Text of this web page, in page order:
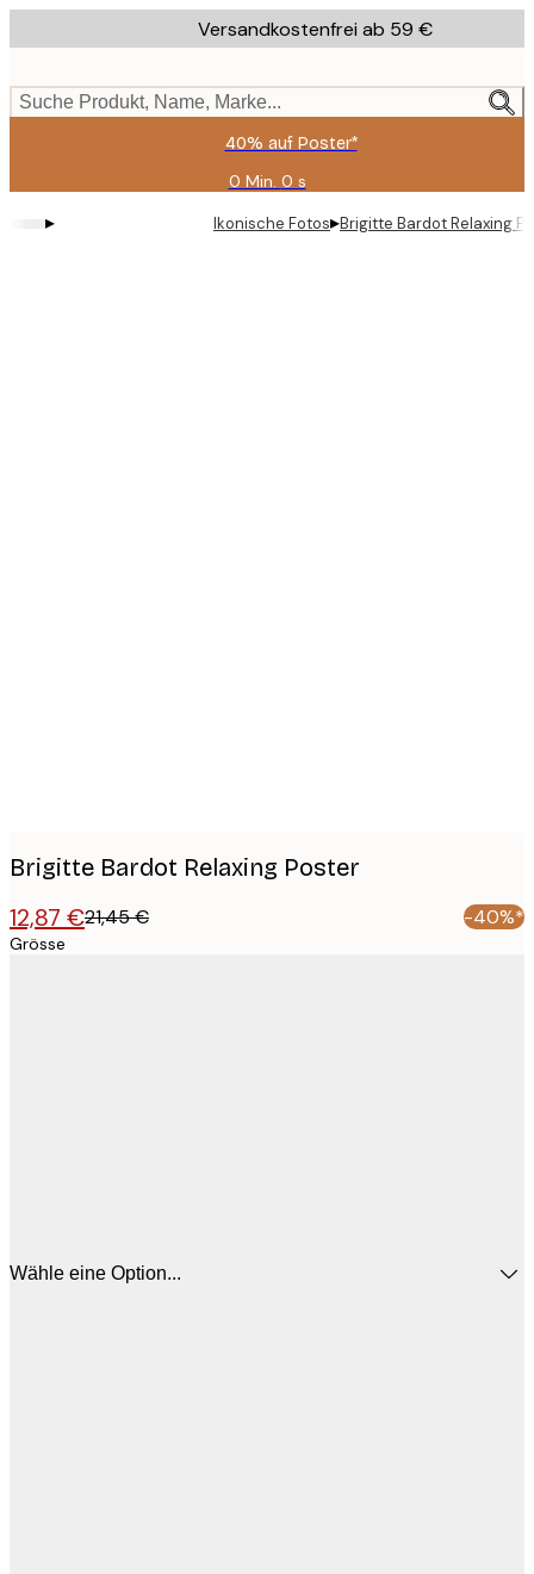
to
content.
Versandkostenfrei ab 59 €
Suche Produkt, Name, Marke...
40% auf Poster*
0 Min. 0 s
Gültig
bis:
2026-
▸ Ikonische Fotos▸Brigitte Bardot Relaxing
Brigitte Bardot Relaxing Poster
12,87 €21,45 € -40%*
Grösse
Wähle eine Option...